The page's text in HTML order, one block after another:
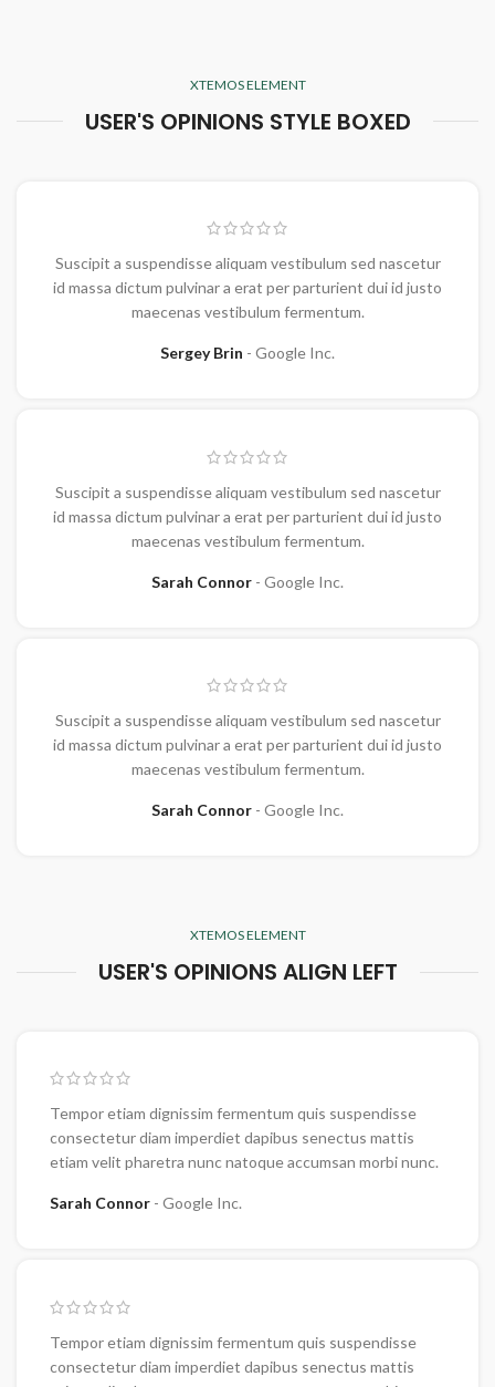
XTEMOS ELEMENT
USER'S OPINIONS STYLE BOXED
Suscipit a suspendisse aliquam vestibulum sed nascetur
id massa dictum pulvinar a erat per parturient dui id justo
maecenas vestibulum fermentum.
Sergey Brin Google Inc.
Suscipit a suspendisse aliquam vestibulum sed nascetur
id massa dictum pulvinar a erat per parturient dui id justo
maecenas vestibulum fermentum.
Sarah Connor Google Inc.
Suscipit a suspendisse aliquam vestibulum sed nascetur
id massa dictum pulvinar a erat per parturient dui id justo
maecenas vestibulum fermentum.
Sarah Connor Google Inc.
XTEMOS ELEMENT
USER'S OPINIONS ALIGN LEFT
Tempor etiam dignissim fermentum quis suspendisse
consectetur diam imperdiet dapibus senectus mattis
etiam velit pharetra nunc natoque accumsan morbi nunc.
Sarah Connor Google Inc.
Tempor etiam dignissim fermentum quis suspendisse
consectetur diam imperdiet dapibus senectus mattis